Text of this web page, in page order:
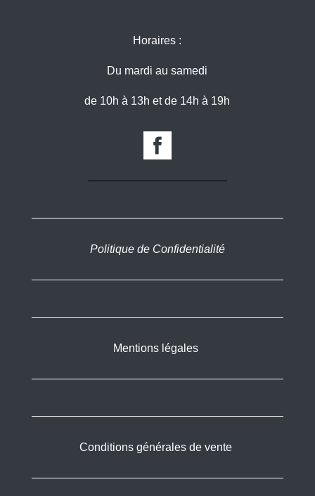
Horaires :
Du mardi au samedi
de 10h à 13h et de 14h à 19h
Politique de Confidentialité
Mentions légales
Conditions générales de vente